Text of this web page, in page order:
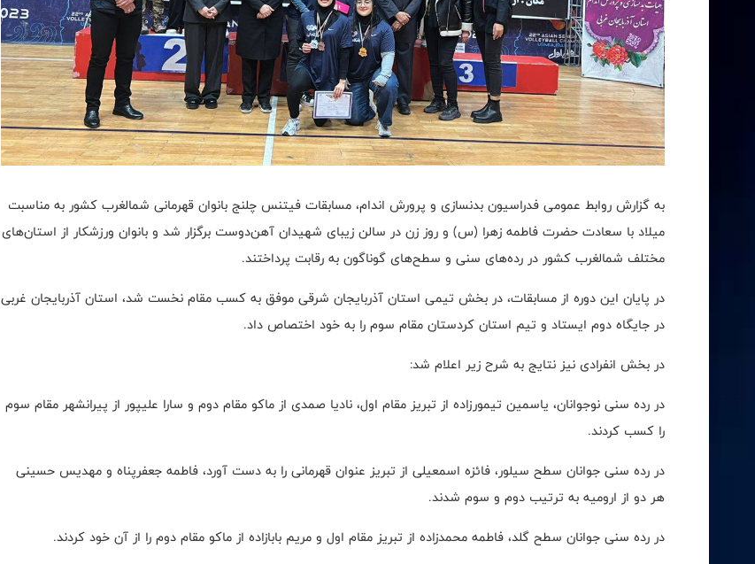
به گزارش روابط عمومی فدراسیون بدنسازی و پرورش اندام، مسابقات فیتنس چلنج بانوان قهرمانی شمالغرب کشور به مناسبت
میلاد با سعادت حضرت فاطمه زهرا (س) و روز زن‌ در سالن زیبای شهیدان آهن‌دوست برگزار شد و بانوان ورزشکار از استان‌های
مختلف شمالغرب کشور در رده‌های سنی و سطح‌های گوناگون به رقابت پرداختند.
در پایان این دوره از مسابقات، در بخش تیمی استان آذربایجان شرقی موفق به کسب مقام نخست شد، استان آذربایجان غربی
در جایگاه دوم ایستاد و تیم استان کردستان مقام سوم را به خود اختصاص داد.
در بخش انفرادی نیز نتایج به شرح زیر اعلام شد:
در رده سنی نوجوانان، یاسمین تیمورزاده از تبریز مقام اول، نادیا صمدی از ماکو مقام دوم و سارا علیپور از پیرانشهر مقام سوم
را کسب کردند.
در رده سنی جوانان سطح سیلور، فائزه اسمعیلی از تبریز عنوان قهرمانی را به دست آورد، فاطمه جعفرپناه و مهدیس حسینی
هر دو از ارومیه به ترتیب دوم و سوم شدند.
در رده سنی جوانان سطح گلد، فاطمه محمدزاده از تبریز مقام اول و مریم بابازاده از ماکو مقام دوم را از آن خود کردند.